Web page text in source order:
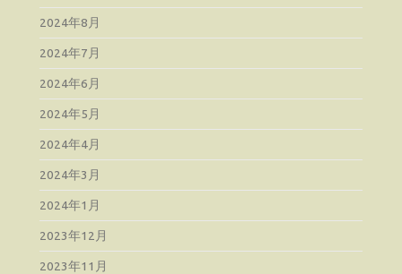
2024年8月
2024年7月
2024年6月
2024年5月
2024年4月
2024年3月
2024年1月
2023年12月
2023年11月